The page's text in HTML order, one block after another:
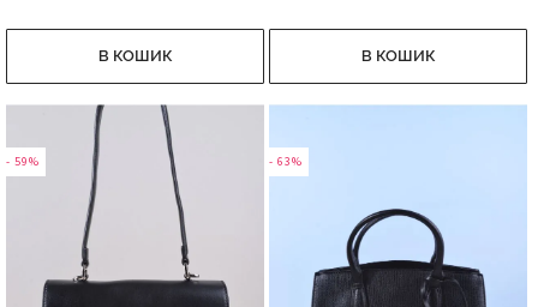
В КОШИК В КОШИК
- 59% - 63%